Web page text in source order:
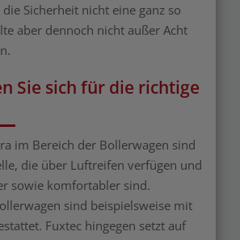
Sicherheit nicht eine ganz so
aber dennoch nicht außer Acht
Sie sich für die richtige
im Bereich der Bollerwagen sind
die über Luftreifen verfügen und
sowie komfortabler sind.
sind beispielsweise mit
Fuxtec hingegen setzt auf